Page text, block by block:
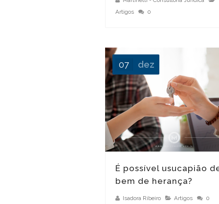
Artigos
0
É possível usucapião
bem de herança?
Isadora Ribeiro Artigos 0
07 dez